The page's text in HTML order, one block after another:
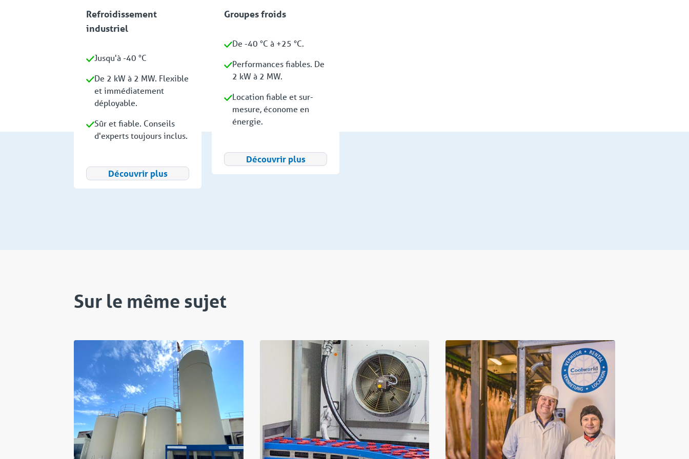
Refroidissement
industriel
Jusqu'à -40 °C
De 2 kW à 2 MW. Flexible
et immédiatement
déployable.
Sûr et fiable. Conseils
d'experts toujours inclus.
Découvrir plus
Groupes froids
De -40 °C à +25 °C.
Performances fiables. De
2 kW à 2 MW.
Location fiable et sur-
mesure, économe en
énergie.
Découvrir plus
Sur le même sujet
Projet